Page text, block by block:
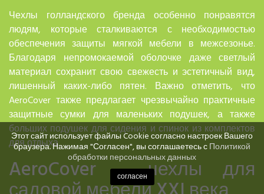
Чехлы голландского бренда особенно понравятся
людям, которые сталкиваются с необходимостью
обеспечения защиты мягкой мебели в межсезонье.
Благодаря непромокаемой оболочке даже светлый
материал сохранит свою свежесть и эстетичный вид,
лишенный каких-либо пятен. Важно отметить, что
AeroCover также предлагает чрезвычайно практичные
защитные сумки для маленьких подушек, а также
больших подушек для сидения и спинок из комплектов
для отдыха.
AeroCover – чехлы для
Этот сайт использует файлы Cookie согласно настроек Вашего
браузера. Нажимая "Согласен", вы соглашаетесь сПолитикой
обработки персональных данных
согласен